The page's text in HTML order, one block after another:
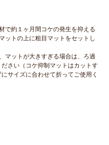
で約１ヶ月間コケの発生を抑える
ットの上に粗目マットをセットし
マットが大きすぎる場合は、ろ過
さい（コケ抑制マットはカットす
サイズに合わせて折ってご使用く